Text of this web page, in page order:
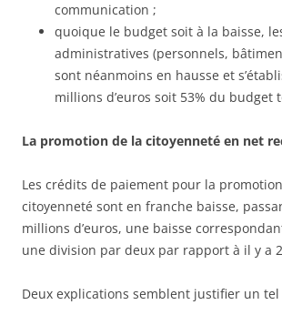
communication ;
quoique le budget soit à la baisse,
administratives (personnels,
sont néanmoins en hausse et
millions d’euros soit 53% du budget
La promotion de la citoyenneté en net
Les crédits de paiement pour la
citoyenneté sont en franche baisse,
millions d’euros, une baisse
une division par deux par rapport à il y a
Deux explications semblent justifier un tel